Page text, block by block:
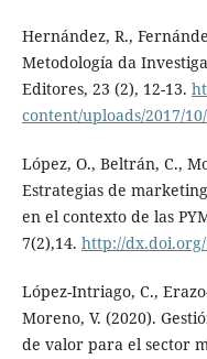
Hernández, R.,
Metodología da
Editores, 23 (2), 12-13.
content/uploads/2017/
López, O., Beltrán, C.,
Estrategias de
en el contexto de las
7(2),14. http://dx.doi.org/
López-Intriago, C.,
Moreno, V. (2020).
de valor para el sector